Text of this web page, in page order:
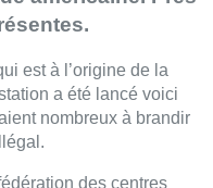
Belgique. On a de plus
pratique l’IVG.”
de la fédération des
par Yassine